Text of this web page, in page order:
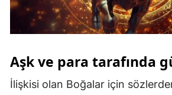
Aşk ve para tarafında
İlişkisi olan Boğalar için